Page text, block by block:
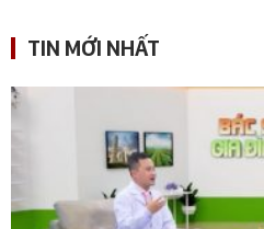
TIN MỚI NHẤT